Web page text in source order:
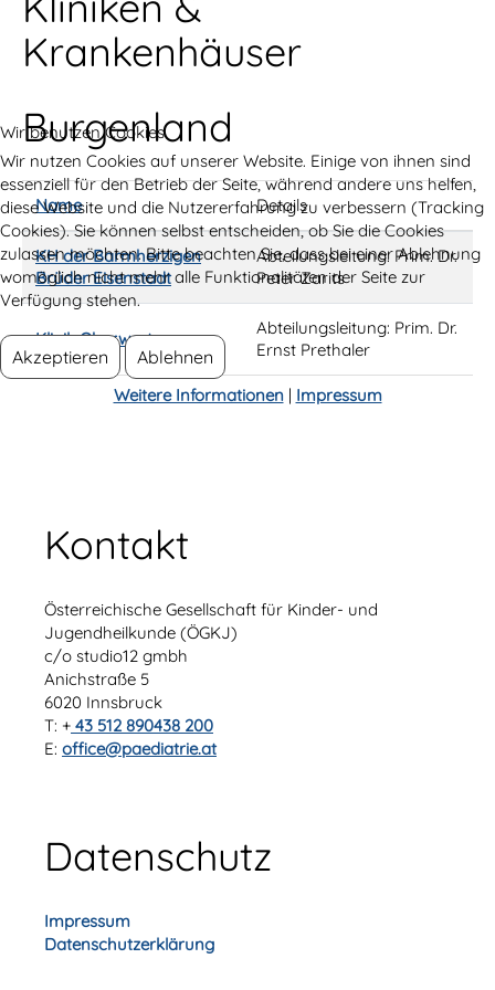
Krankenhäuser
Burgenland
Kontakte,
Name Details
KH der Barmherzigen
Brüder Eisenstadt
Abteilungsleitung: Prim. Dr.
Peter Zarits
Klinik Oberwart
Abteilungsleitung: Prim. Dr.
Ernst Prethaler
Kontakt
Österreichische Gesellschaft für Kinder- und
Jugendheilkunde (ÖGKJ)
c/o studio12 gmbh
Anichstraße 5
6020 Innsbruck
T: + 43 512 890438 200
E: office@paediatrie.at
Datenschutz
Impressum
Datenschutzerklärung
Wir benutzen Cookies
Wir nutzen Cookies auf unserer Website. Einige von ihnen sind
essenziell für den Betrieb der Seite, während andere uns helfen,
diese Website und die Nutzererfahrung zu verbessern (Tracking
Cookies). Sie können selbst entscheiden, ob Sie die Cookies
zulassen möchten. Bitte beachten Sie, dass bei einer Ablehnung
womöglich nicht mehr alle Funktionalitäten der Seite zur
Verfügung stehen.
Akzeptieren Ablehnen
Weitere Informationen| Impressum